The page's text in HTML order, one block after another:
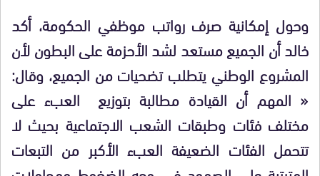
وحول إمكانية صرف رواتب موظفي الحكومة، أكد
خالد أن الجميع مستعد لشد الأحزمة على البطون لأن
المشروع الوطني يتطلب تضحيات من الجميع، وقال:
« المهم أن القيادة مطالبة بتوزيع العبء على
مختلف فئات وطبقات الشعب الاجتماعية بحيث لا
تتحمل الفئات الضعيفة العبء الأكبر من التبعات